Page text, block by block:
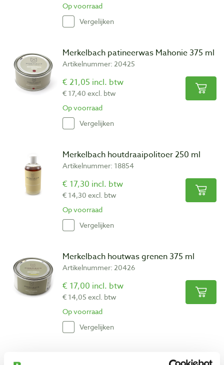
Op voorraad
Vergelijken
Merkelbach patineerwas Mahonie 375 ml
Artikelnummer: 20425
€ 21,05 incl. btw
€ 17,40 excl. btw
Op voorraad
Vergelijken
Merkelbach houtdraaipolitoer 250 ml
Artikelnummer: 18854
€ 17,30 incl. btw
€ 14,30 excl. btw
Op voorraad
Vergelijken
Merkelbach houtwas grenen 375 ml
Artikelnummer: 20426
€ 17,00 incl. btw
€ 14,05 excl. btw
Op voorraad
Vergelijken
Merkelbach schellakpolitoer kleurloos